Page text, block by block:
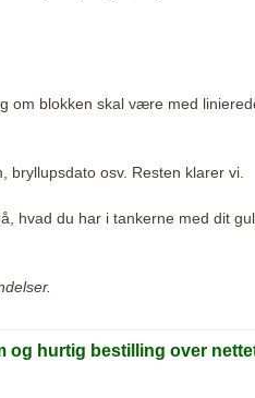
blokken skal være med
bryllupsdato osv. Resten klarer vi.
hvad du har i tankerne med dit
og hurtig bestilling over